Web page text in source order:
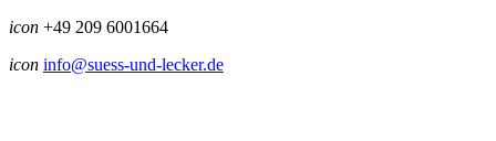
icon +49 209 6001664
icon info@suess-und-lecker.de